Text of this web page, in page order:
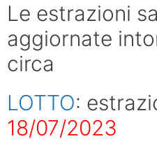
Le estrazioni
aggiornate
circa
LOTTO:
18/07/2023